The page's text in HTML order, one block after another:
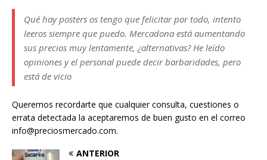
Qué hay posters os tengo que felicitar por todo, intento
leeros siempre que puedo. Mercadona está aumentando
sus precios muy lentamente, ¿alternativas? He leído
opiniones y el personal puede decir barbaridades, pero
está de vicio
Queremos recordarte que cualquier consulta, cuestiones o
errata detectada la aceptaremos de buen gusto en el correo
info@preciosmercado.com.
ANTERIOR